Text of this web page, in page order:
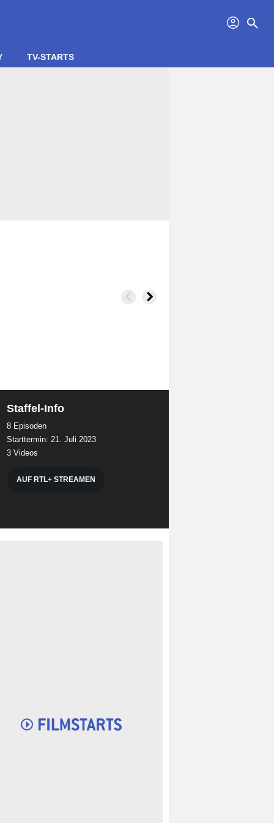
profil search
TV-STARTS
Staffel-Info
8 Episoden
Starttermin: 21. Juli 2023
3 Videos
AUF RTL+ STREAMEN